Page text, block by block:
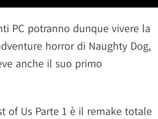
PC potranno dunque vivere la
horror di Naughty Dog,
anche il suo primo
of Us Parte 1 è il remake totale